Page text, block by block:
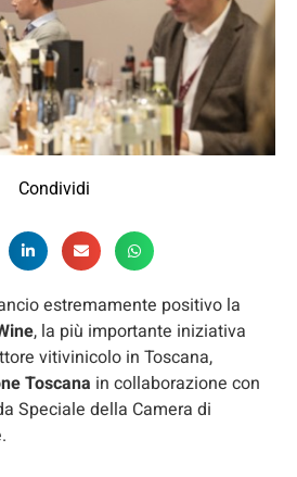
Condividi
estremamente positivo la
, la più importante iniziativa
vitivinicolo in Toscana,
Toscana in collaborazione con
Speciale della Camera di